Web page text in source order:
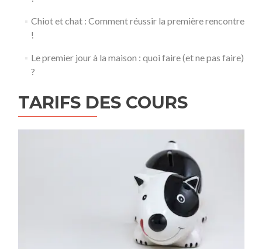
Chiot et chat : Comment réussir la première rencontre
!
Le premier jour à la maison : quoi faire (et ne pas faire)
?
TARIFS DES COURS